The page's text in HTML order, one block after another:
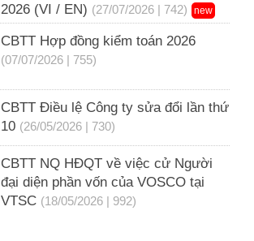
2026 (VI / EN) (27/07/2026 | 742) new
CBTT Hợp đồng kiểm toán 2026
(07/07/2026 | 755)
CBTT Điều lệ Công ty sửa đổi lần thứ
10 (26/05/2026 | 730)
CBTT NQ HĐQT về việc cử Người
đại diện phần vốn của VOSCO tại
VTSC (18/05/2026 | 992)